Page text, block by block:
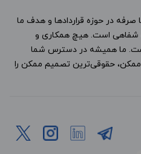
در حوزه قراردادها و هدف ما
شفاهی است. هیچ همکاری و
ما همیشه در دسترس شما
ممکن، حقوقی‌ترین تصمیم ممکن را